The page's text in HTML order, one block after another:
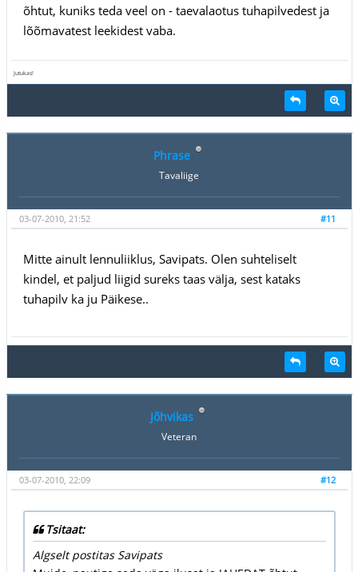
õhtut, kuniks teda veel on - taevalaotus tuhapilvedest ja
lõõmavatest leekidest vaba.
Jutukas!
Phrase
Tavaliige
#11
03-07-2010, 21:52
Mitte ainult lennuliiklus, Savipats. Olen suhteliselt
kindel, et paljud liigid sureks taas välja, sest kataks
tuhapilv ka ju Päikese..
Jõhvikas
Veteran
#12
03-07-2010, 22:09
Tsitaat:
Algselt postitas Savipats